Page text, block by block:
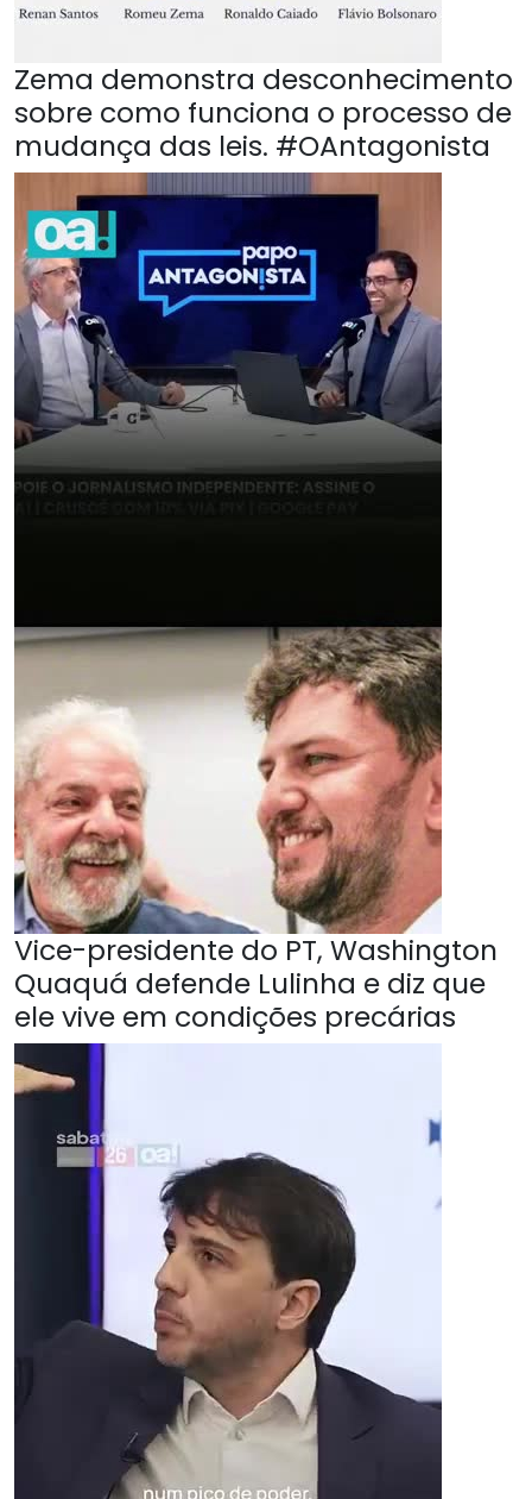
Zema demonstra desconhecimento
sobre como funciona o processo de
mudança das leis. #OAntagonista
Vice-presidente do PT, Washington
Quaquá defende Lulinha e diz que
ele vive em condições precárias